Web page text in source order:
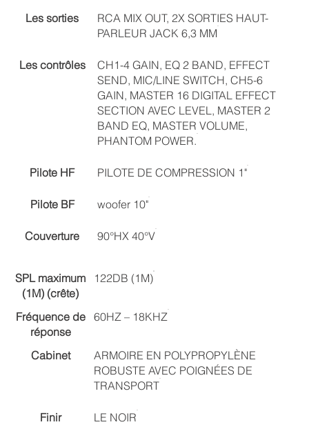
Les sorties
RCA MIX OUT, 2X SORTIES HAUT-
PARLEUR JACK 6,3 MM
Les contrôles
CH1-4 GAIN, EQ 2 BAND, EFFECT
SEND, MIC/LINE SWITCH, CH5-6
GAIN, MASTER 16 DIGITAL EFFECT
SECTION AVEC LEVEL, MASTER 2
BAND EQ, MASTER VOLUME,
PHANTOM POWER.
Pilote HF PILOTE DE COMPRESSION 1"
Pilote BF woofer 10"
Couverture 90°HX 40°V
SPL maximum
(1M) (crête)
122DB (1M)
Fréquence de
réponse
60HZ – 18KHZ
Cabinet
ARMOIRE EN POLYPROPYLÈNE
ROBUSTE AVEC POIGNÉES DE
TRANSPORT
Finir LE NOIR